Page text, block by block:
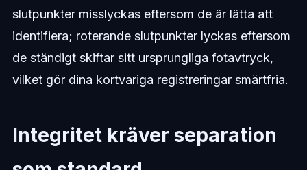
slutpunkter misslyckas eftersom de är lätta att
identifiera; roterande slutpunkter lyckas eftersom
de ständigt skiftar sitt ursprungliga fotavtryck,
vilket gör dina kortvariga registreringar smärtfria.
Integritet kräver separation